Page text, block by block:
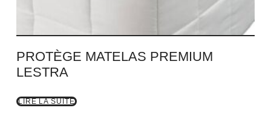
PROTÈGE MATELAS PREMIUM
LESTRA
LIRE LA SUITE